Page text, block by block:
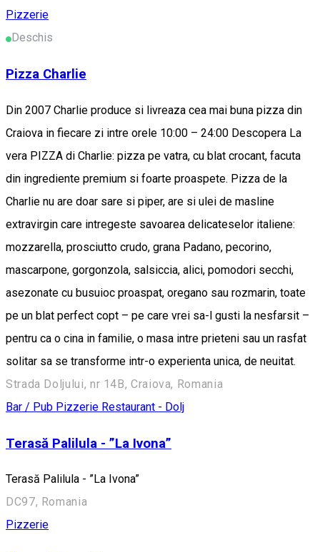
Pizzerie
Deschis
Pizza Charlie
Din 2007 Charlie produce si livreaza cea mai buna pizza din
Craiova in fiecare zi intre orele 10:00 – 24:00 Descopera La
vera PIZZA di Charlie: pizza pe vatra, cu blat crocant, facuta
din ingrediente premium si foarte proaspete. Pizza de la
Charlie nu are doar sare si piper, are si ulei de masline
extravirgin care intregeste savoarea delicateselor italiene:
mozzarella, prosciutto crudo, grana Padano, pecorino,
mascarpone, gorgonzola, salsiccia, alici, pomodori secchi,
asezonate cu busuioc proaspat, oregano sau rozmarin, toate
pe un blat perfect copt – pe care vrei sa-l gusti la nesfarsit –
pentru ca o cina in familie, o masa intre prieteni sau un rasfat
solitar sa se transforme intr-o experienta unica, de neuitat.
Strada Doljului, nr 14B, Craiova, Romania
Bar / Pub Pizzerie Restaurant - Dolj
Terasă Palilula - ”La Ivona”
Terasă Palilula - ”La Ivona”
DC97, Romania
Pizzerie